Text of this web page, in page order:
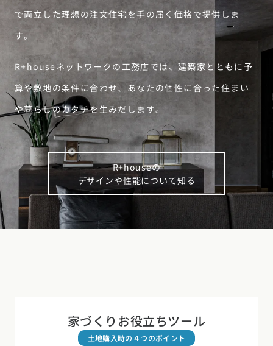
で両立した理想の注文住宅を手の届く価格で提供しま
す。
R+houseネットワークの工務店では、建築家とともに予
算や敷地の条件に合わせ、あなたの個性に合った住まい
や暮らしのカタチを生みだします。
R+houseの
デザインや性能について知る
家づくりお役立ちツール
土地購入時の４つのポイント